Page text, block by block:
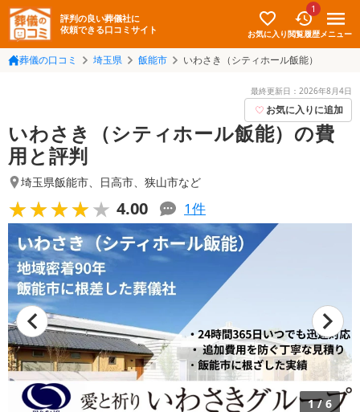
評判の良い葬儀社に
依頼できる口コミサイト
お気に入り
1
閲覧履歴メニュー
葬儀の口コミ 埼玉県 飯能市 いわさき（シティホール飯能）
最終更新日： 2026年8月4日
お気に入りに追加
いわさき（シティホール飯能）の費
用と評判
埼玉県飯能市、 日高市、 狭山市など
★★★★★
★★★★★ 4.00 1件
1/6